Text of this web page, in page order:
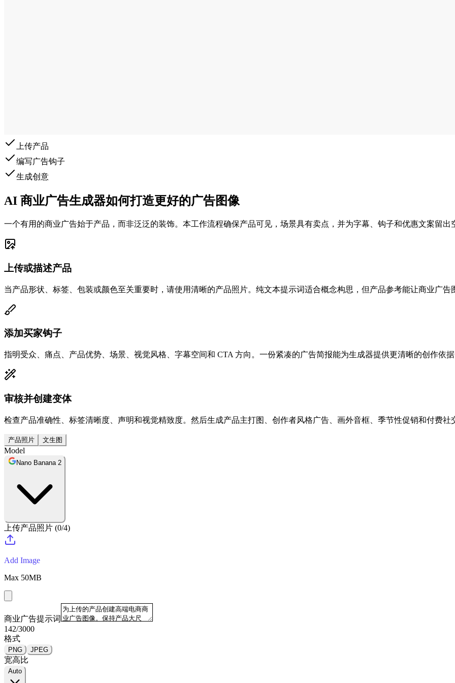
上传产品
编写广告钩子
生成创意
AI 商业广告生成器如何打造更好的广告图像
一个有用的商业广告始于产品，而非泛泛的装饰。本工作流程确保产品可见，场景具有卖点，并为字幕、钩子和优惠文案留出
上传或描述产品
当产品形状、标签、包装或颜色至关重要时，请使用清晰的产品照片。纯文本提示词适合概念构思，但产品参考能让商业广告
添加买家钩子
指明受众、痛点、产品优势、场景、视觉风格、字幕空间和 CTA 方向。一份紧凑的广告简报能为生成器提供更清晰的创作依
审核并创建变体
检查产品准确性、标签清晰度、声明和视觉精致度。然后生成产品主打图、创作者风格广告、画外音框、季节性促销和付费社
产品照片 文生图
Model
Nano Banana 2
上传产品照片 (0/4)
Add Image
Max 50MB
商业广告提示词
142/3000
格式
PNG JPEG
宽高比
Auto